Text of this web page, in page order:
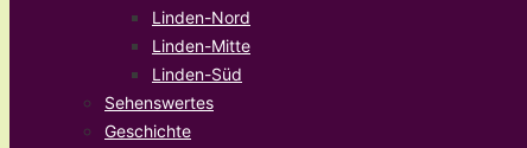
Linden-Nord
Linden-Mitte
Linden-Süd
Sehenswertes
Geschichte